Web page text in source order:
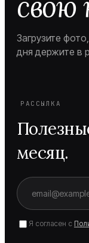
Загрузите
дня держите в
РАССЫЛКА
месяц.
Я согласен с